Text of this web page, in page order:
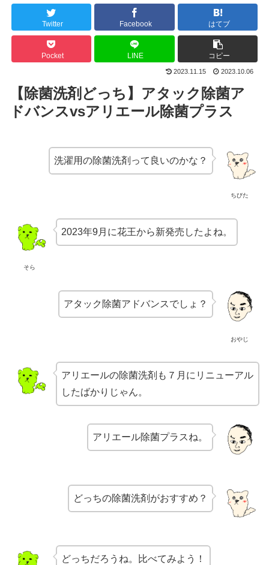
Twitter Facebook はてブ
Pocket LINE コピー
2023.11.15 2023.10.06
【除菌洗剤どっち】アタック除菌ア
ドバンスvsアリエール除菌プラス
ちびた
洗濯用の除菌洗剤って良いのかな？
そら
2023年9月に花王から新発売したよね。
おやじ
アタック除菌アドバンスでしょ？
アリエールの除菌洗剤も７月にリニューアル
したばかりじゃん。
アリエール除菌プラスね。
どっちの除菌洗剤がおすすめ？
どっちだろうね。比べてみよう！